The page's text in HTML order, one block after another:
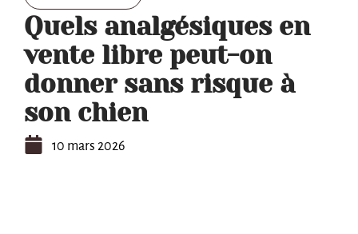
Quels analgésiques en
vente libre peut-on
donner sans risque à
son chien
10 mars 2026